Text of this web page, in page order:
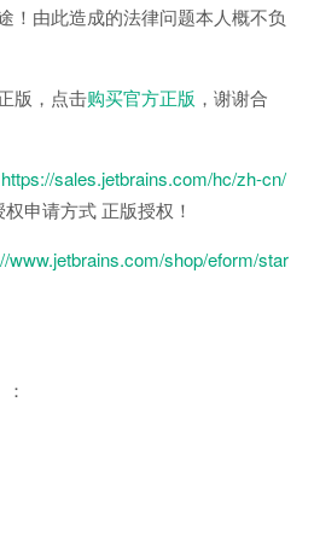
！由此造成的法律问题本人概不负
版，点击购买官方正版 ，谢谢合
https://sales.jetbrains.com/hc/zh-cn/
申请方式 正版授权！
www.jetbrains.com/shop/eform/star